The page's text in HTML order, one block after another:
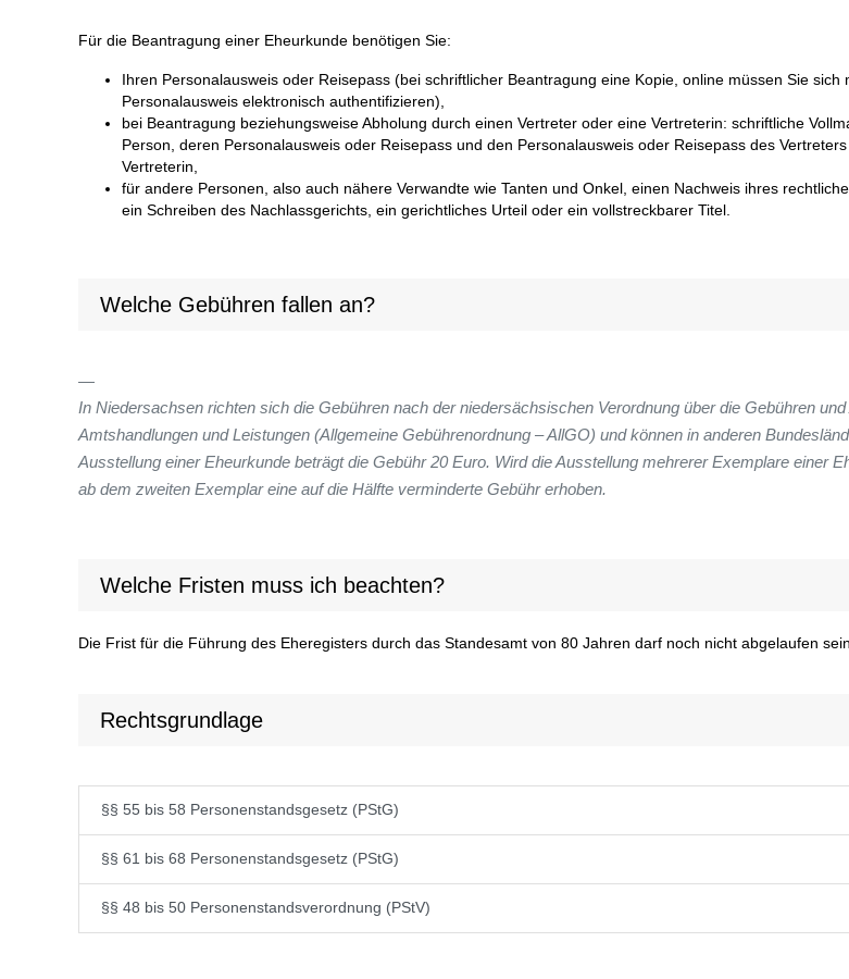
Für die Beantragung einer Eheurkunde benötigen Sie:
Ihren Personalausweis oder Reisepass (bei schriftlicher Beantragung eine Kopie, online müssen Sie sich
Personalausweis elektronisch authentifizieren),
bei Beantragung beziehungsweise Abholung durch einen Vertreter oder eine Vertreterin: schriftliche
Person, deren Personalausweis oder Reisepass und den Personalausweis oder Reisepass des
Vertreterin,
für andere Personen, also auch nähere Verwandte wie Tanten und Onkel, einen Nachweis ihres
ein Schreiben des Nachlassgerichts, ein gerichtliches Urteil oder ein vollstreckbarer Titel.
Welche Gebühren fallen an?
In Niedersachsen richten sich die Gebühren nach der niedersächsischen Verordnung über die Gebühren
Amtshandlungen und Leistungen (Allgemeine Gebührenordnung – AllGO) und können in anderen
Ausstellung einer Eheurkunde beträgt die Gebühr 20 Euro. Wird die Ausstellung mehrerer Exemplare einer
ab dem zweiten Exemplar eine auf die Hälfte verminderte Gebühr erhoben.
Welche Fristen muss ich beachten?
Die Frist für die Führung des Eheregisters durch das Standesamt von 80 Jahren darf noch nicht abgelaufen sein.
Rechtsgrundlage
§§ 55 bis 58 Personenstandsgesetz (PStG)
§§ 61 bis 68 Personenstandsgesetz (PStG)
§§ 48 bis 50 Personenstandsverordnung (PStV)